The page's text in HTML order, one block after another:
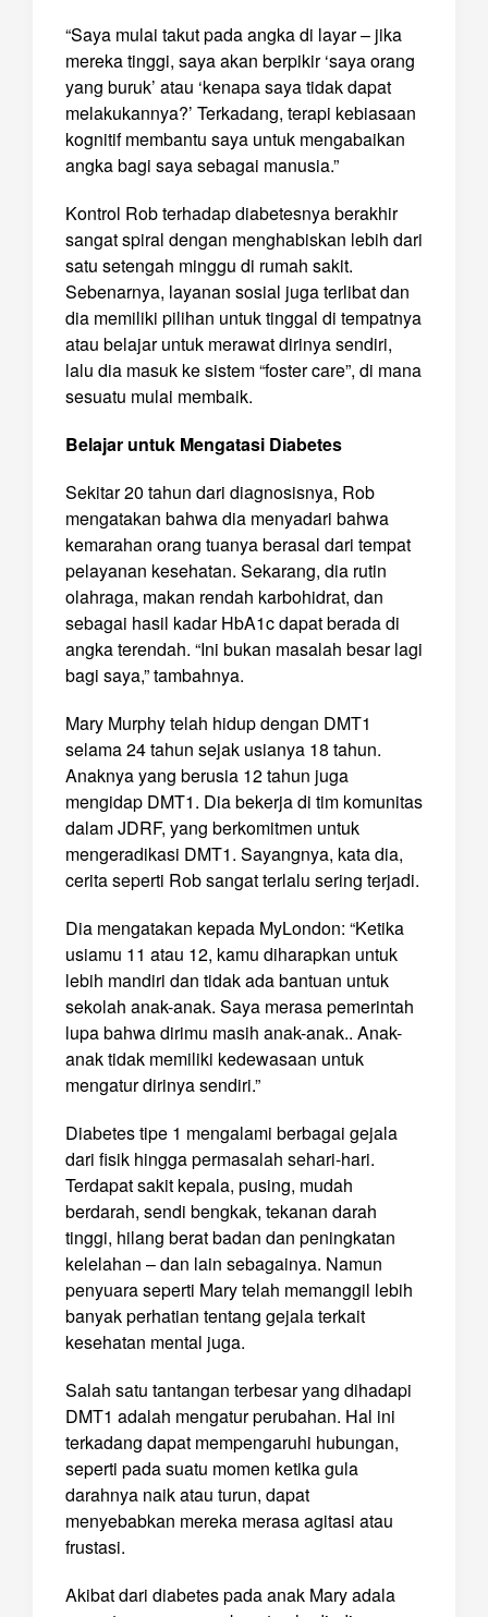
“Saya mulai takut pada angka di layar – jika
mereka tinggi, saya akan berpikir ‘saya orang
yang buruk’ atau ‘kenapa saya tidak dapat
melakukannya?’ Terkadang, terapi kebiasaan
kognitif membantu saya untuk mengabaikan
angka bagi saya sebagai manusia.”
Kontrol Rob terhadap diabetesnya berakhir
sangat spiral dengan menghabiskan lebih dari
satu setengah minggu di rumah sakit.
Sebenarnya, layanan sosial juga terlibat dan
dia memiliki pilihan untuk tinggal di tempatnya
atau belajar untuk merawat dirinya sendiri,
lalu dia masuk ke sistem “foster care”, di mana
sesuatu mulai membaik.
Belajar untuk Mengatasi Diabetes
Sekitar 20 tahun dari diagnosisnya, Rob
mengatakan bahwa dia menyadari bahwa
kemarahan orang tuanya berasal dari tempat
pelayanan kesehatan. Sekarang, dia rutin
olahraga, makan rendah karbohidrat, dan
sebagai hasil kadar HbA1c dapat berada di
angka terendah. “Ini bukan masalah besar lagi
bagi saya,” tambahnya.
Mary Murphy telah hidup dengan DMT1
selama 24 tahun sejak usianya 18 tahun.
Anaknya yang berusia 12 tahun juga
mengidap DMT1. Dia bekerja di tim komunitas
dalam JDRF, yang berkomitmen untuk
mengeradikasi DMT1. Sayangnya, kata dia,
cerita seperti Rob sangat terlalu sering terjadi.
Dia mengatakan kepada MyLondon: “Ketika
usiamu 11 atau 12, kamu diharapkan untuk
lebih mandiri dan tidak ada bantuan untuk
sekolah anak-anak. Saya merasa pemerintah
lupa bahwa dirimu masih anak-anak.. Anak-
anak tidak memiliki kedewasaan untuk
mengatur dirinya sendiri.”
Diabetes tipe 1 mengalami berbagai gejala
dari fisik hingga permasalah sehari-hari.
Terdapat sakit kepala, pusing, mudah
berdarah, sendi bengkak, tekanan darah
tinggi, hilang berat badan dan peningkatan
kelelahan – dan lain sebagainya. Namun
penyuara seperti Mary telah memanggil lebih
banyak perhatian tentang gejala terkait
kesehatan mental juga.
Salah satu tantangan terbesar yang dihadapi
DMT1 adalah mengatur perubahan. Hal ini
terkadang dapat mempengaruhi hubungan,
seperti pada suatu momen ketika gula
darahnya naik atau turun, dapat
menyebabkan mereka merasa agitasi atau
frustasi.
Akibat dari diabetes pada anak Mary adala